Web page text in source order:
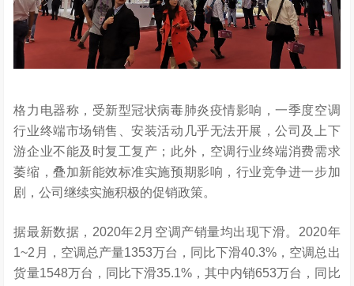
格力电器称，受新型冠状病毒肺炎疫情影响，一季度空调
行业终端市场销售、安装活动几乎无法开展，公司及上下
游企业不能及时复工复产；此外，空调行业终端消费需求
萎缩，叠加新能效标准实施预期影响，行业竞争进一步加
剧，公司继续实施积极的促销政策。
据最新数据，2020年2月空调产销量均出现下滑。2020年
1~2月，空调总产量1353万台，同比下滑40.3%，空调总出
货量1548万台，同比下滑35.1%，其中内销653万台，同比